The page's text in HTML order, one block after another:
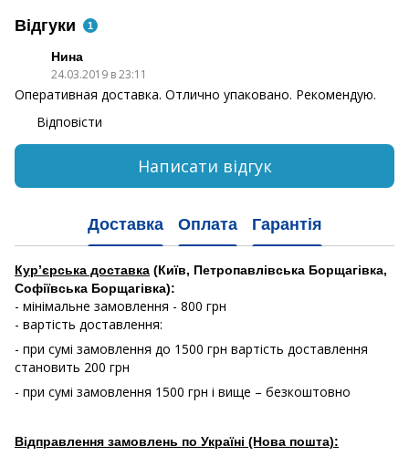
Відгуки 1
Нина
24.03.2019 в 23:11
Оперативная доставка. Отлично упаковано. Рекомендую.
Відповісти
Написати відгук
Доставка Оплата Гарантія
Кур’єрська доставка (Київ, Петропавлівська Борщагівка,
Софіївська Борщагівка):
- мінімальне замовлення - 800 грн
- вартість доставлення:
- при сумі замовлення до 1500 грн вартість доставлення
становить 200 грн
- при сумі замовлення 1500 грн і вище – безкоштовно
Відправлення замовлень по Україні (Нова пошта):